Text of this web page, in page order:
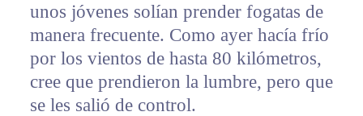
unos jóvenes solían prender fogatas de
manera frecuente. Como ayer hacía frío
por los vientos de hasta 80 kilómetros,
cree que prendieron la lumbre, pero que
se les salió de control.